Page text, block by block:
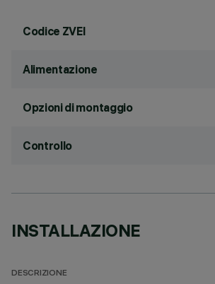
Codice ZVEI
Alimentazione
Opzioni di montaggio
Controllo
INSTALLAZIONE
DESCRIZIONE